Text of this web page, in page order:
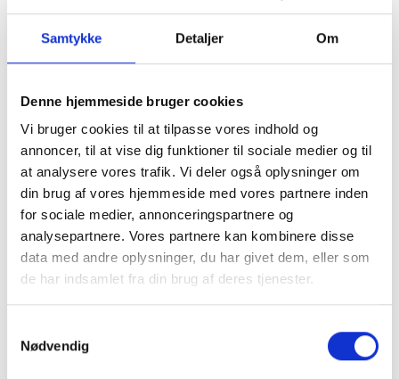
Samtykke Detaljer Om
Denne hjemmeside bruger cookies
Vi bruger cookies til at tilpasse vores indhold og
annoncer, til at vise dig funktioner til sociale medier og til
at analysere vores trafik. Vi deler også oplysninger om
din brug af vores hjemmeside med vores partnere inden
for sociale medier, annonceringspartnere og
analysepartnere. Vores partnere kan kombinere disse
data med andre oplysninger, du har givet dem, eller som
de har indsamlet fra din brug af deres tjenester.
Nødvendig
Møbler Omnia